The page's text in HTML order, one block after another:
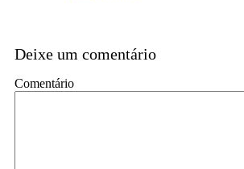
Deixe um comentário
Comentário